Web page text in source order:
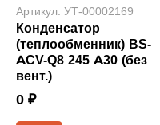
Артикул: УТ-00002169
Конденсатор
(теплообменник) BS-
ACV-Q8 245 A30 (без
вент.)
0 ₽